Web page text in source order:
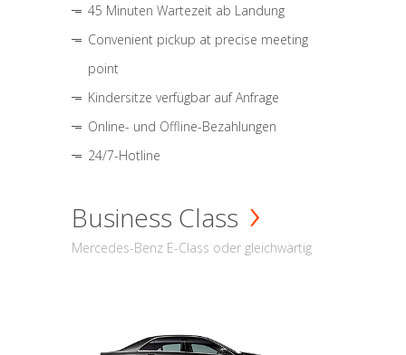
45 Minuten Wartezeit ab Landung
Convenient pickup at precise meeting
point
Kindersitze verfügbar auf Anfrage
Online- und Offline-Bezahlungen
24/7-Hotline
Business Class
Mercedes-Benz E-Class oder gleichwärtig